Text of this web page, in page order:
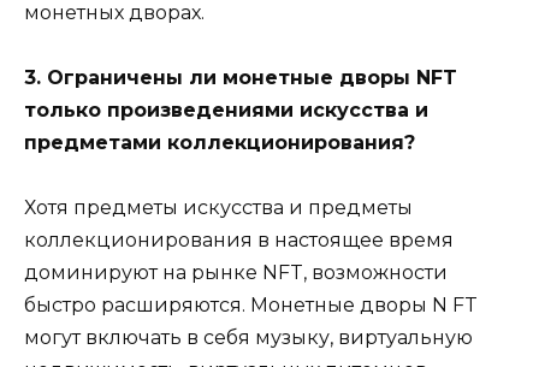
монетных дворах.
3. Ограничены ли монетные дворы NFT
только произведениями искусства и
предметами коллекционирования?
Хотя предметы искусства и предметы
коллекционирования в настоящее время
доминируют на рынке NFT, возможности
быстро расширяются. Монетные дворы N FT
могут включать в себя музыку, виртуальную